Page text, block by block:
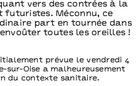
vers des contrées à la
futuristes. Méconnu, ce
part en tournée dans
envoûter toutes les oreilles !
prévue le vendredi 4
sur-Oise a malheureusement
du contexte sanitaire.